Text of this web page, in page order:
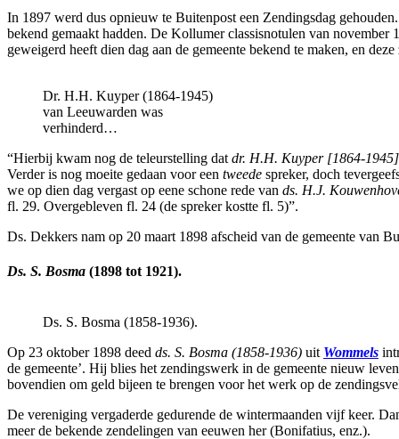
In 1897 werd dus opnieuw te Buitenpost een Zendingsdag
bekend gemaakt hadden. De Kollumer classisnotulen van
geweigerd heeft dien dag aan de gemeente bekend te maken, en
Dr. H.H. Kuyper (1864-1945)
van Leeuwarden was
verhinderd…
“Hierbij kwam nog de teleurstelling dat dr. H.H. Kuyper [1864-1945]
Verder is nog moeite gedaan voor een tweede spreker, doch
we op dien dag vergast op eene schone rede van ds. H.J.
fl. 29. Overgebleven fl. 24 (de spreker kostte fl. 5)”.
Ds. Dekkers nam op 20 maart 1898 afscheid van de gemeente van
Ds. S. Bosma (1898 tot 1921).
Ds. S. Bosma (1858-1936).
Op 23 oktober 1898 deed ds. S. Bosma (1858-1936) uit Wommels
de gemeente’. Hij blies het zendingswerk in de gemeente nieuw
bovendien om geld bijeen te brengen voor het werk op de
De vereniging vergaderde gedurende de wintermaanden vijf keer.
meer de bekende zendelingen van eeuwen her (Bonifatius, enz.).